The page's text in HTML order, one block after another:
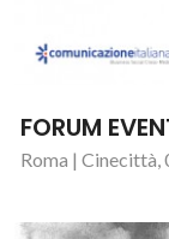
FORUM
Roma | Cinecittà,